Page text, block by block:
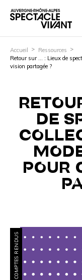
Accueil
Ressources
Retour sur … : Lieux de
vision partagée ?
DE
POUR
COMPTES RENDUS